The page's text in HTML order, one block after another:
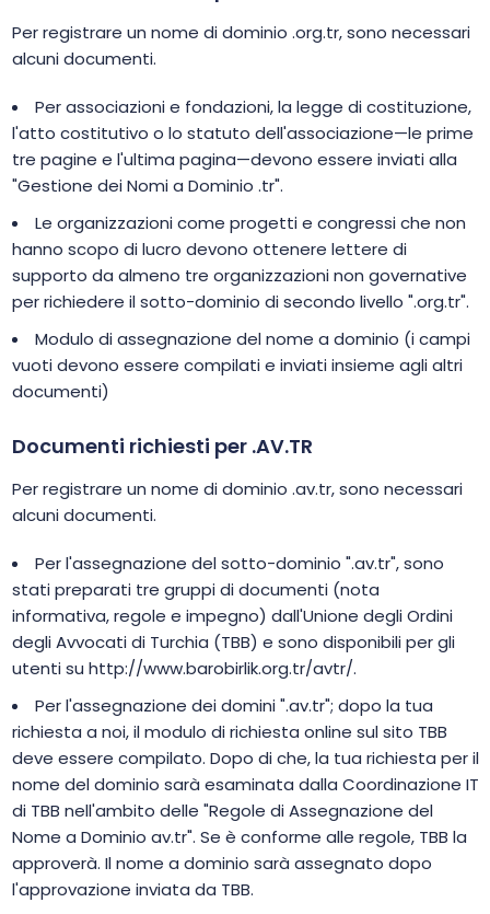
Per registrare un nome di dominio .org.tr, sono necessari
alcuni documenti.
Per associazioni e fondazioni, la legge di costituzione,
l'atto costitutivo o lo statuto dell'associazione—le prime
tre pagine e l'ultima pagina—devono essere inviati alla
"Gestione dei Nomi a Dominio .tr".
Le organizzazioni come progetti e congressi che non
hanno scopo di lucro devono ottenere lettere di
supporto da almeno tre organizzazioni non governative
per richiedere il sotto-dominio di secondo livello ".org.tr".
Modulo di assegnazione del nome a dominio (i campi
vuoti devono essere compilati e inviati insieme agli altri
documenti)
Documenti richiesti per .AV.TR
Per registrare un nome di dominio .av.tr, sono necessari
alcuni documenti.
Per l'assegnazione del sotto-dominio ".av.tr", sono
stati preparati tre gruppi di documenti (nota
informativa, regole e impegno) dall'Unione degli Ordini
degli Avvocati di Turchia (TBB) e sono disponibili per gli
utenti su http://www.barobirlik.org.tr/avtr/.
Per l'assegnazione dei domini ".av.tr"; dopo la tua
richiesta a noi, il modulo di richiesta online sul sito TBB
deve essere compilato. Dopo di che, la tua richiesta per il
nome del dominio sarà esaminata dalla Coordinazione IT
di TBB nell'ambito delle "Regole di Assegnazione del
Nome a Dominio av.tr". Se è conforme alle regole, TBB la
approverà. Il nome a dominio sarà assegnato dopo
l'approvazione inviata da TBB.